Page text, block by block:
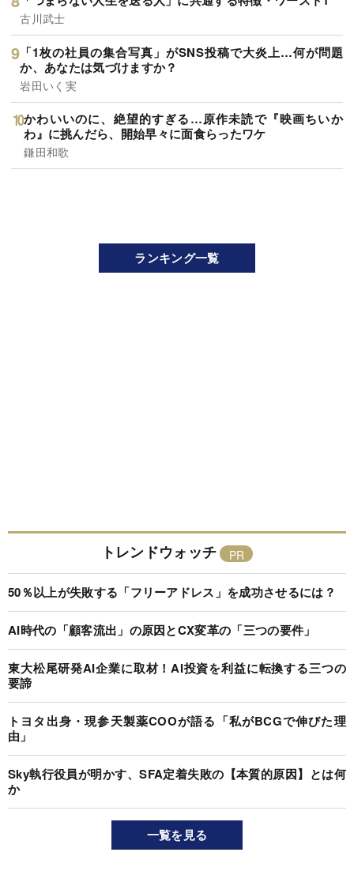
古川武士
「1枚の社員の集合写真」がSNS投稿で大炎上…何が問題
か、あなたは気づけますか？
岩田いく実
かわいいのに、絶望的すぎる…原作未読で『映画ちいか
わ』に挑んだら、開始早々に面食らったワケ
鎌田和歌
ランキング一覧
トレンドウォッチ
50％以上が失敗する「フリーアドレス」を成功させるには？
AI時代の「顧客流出」の原因とCX変革の「三つの要件」
東大松尾研発AI企業に取材！AI投資を利益に転換する三つの
要諦
トヨタ出身・現参天製薬COOが語る「私がBCGで伸びた理
由」
Sky執行役員が明かす、SFA定着失敗の【本質的原因】とは何
か
一覧を見る